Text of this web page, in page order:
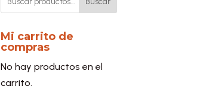
Mi carrito de
compras
No hay productos en el
carrito.